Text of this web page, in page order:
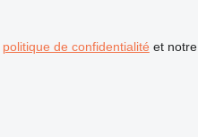
politique de confidentialité et notre